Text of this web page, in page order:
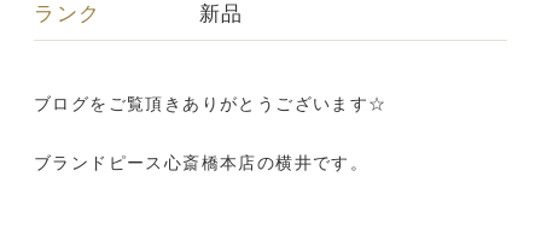
ランク 新品
ブログをご覧頂きありがとうございます☆
ブランドピース心斎橋本店の横井です。